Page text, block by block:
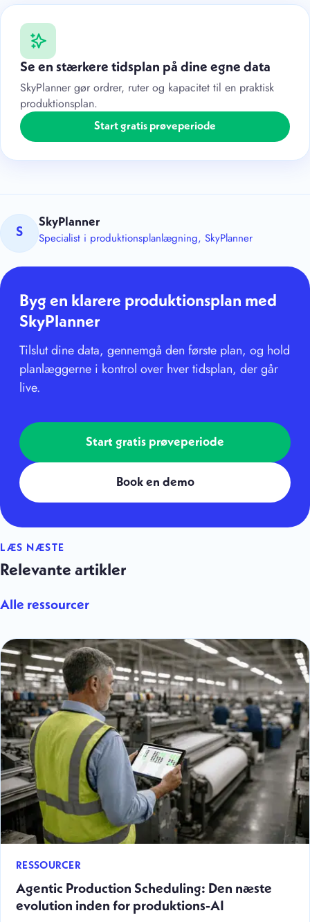
Se en stærkere tidsplan på dine egne data
SkyPlanner gør ordrer, ruter og kapacitet til en praktisk
produktionsplan.
Start gratis prøveperiode
S
SkyPlanner
Specialist i produktionsplanlægning, SkyPlanner
Byg en klarere produktionsplan med
SkyPlanner
Tilslut dine data, gennemgå den første plan, og hold
planlæggerne i kontrol over hver tidsplan, der går
live.
Start gratis prøveperiode
Book en demo
LÆS NÆSTE
Relevante artikler
Alle ressourcer
RESSOURCER
Agentic Production Scheduling: Den næste
evolution inden for produktions-AI